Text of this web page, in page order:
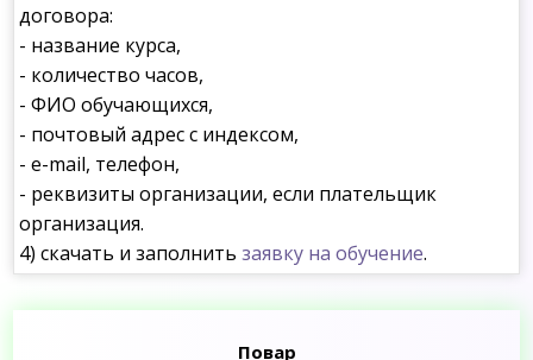
договора:
- название курса,
- количество часов,
- ФИО обучающихся,
- почтовый адрес с индексом,
- e-mail, телефон,
- реквизиты организации, если плательщик
организация.
4) скачать и заполнитьзаявку на обучение.
Повар